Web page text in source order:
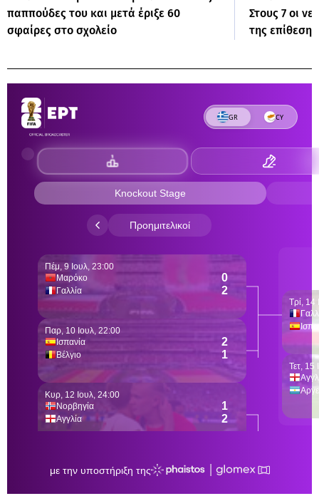
παππούδες του και μετά έριξε 60
σφαίρες στο σχολείο
Στους 7 οι
της επίθεσης